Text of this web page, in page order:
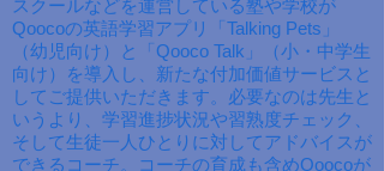
スクールなどを運営している塾や学校が
Qoocoの英語学習アプリ「Talking Pets」
（幼児向け）と「Qooco Talk」（小・中学生
向け）を導入し、新たな付加価値サービスと
してご提供いただきます。必要なのは先生と
いうより、学習進捗状況や習熟度チェック、
そして生徒一人ひとりに対してアドバイスが
できるコーチ。コーチの育成も含めQoocoが